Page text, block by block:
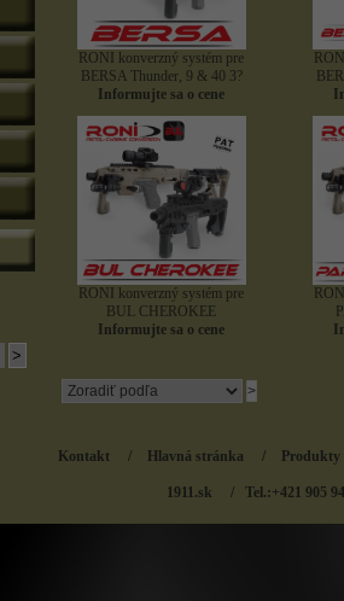
RONI konverzný systém pre
BERSA Thunder, 9 & 40 3?
Informujte sa o cene
RONI konverzný systém pre
BUL CHEROKEE
Informujte sa o cene
Kontakt / Hlavná stránka / Produkty
1911.sk / Tel.:+421 905